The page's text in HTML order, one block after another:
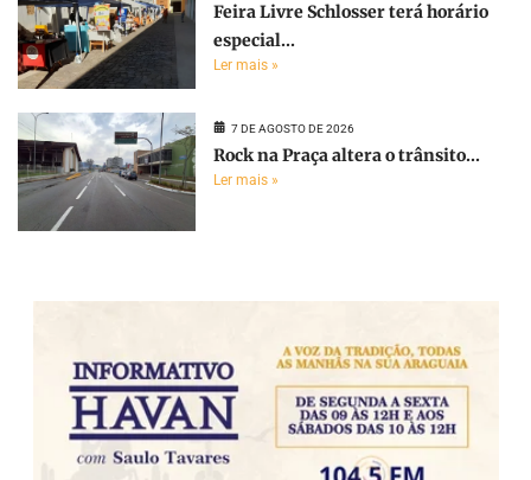
Feira Livre Schlosser terá horário
especial...
Ler mais »
7 DE AGOSTO DE 2026
Rock na Praça altera o trânsito...
Ler mais »